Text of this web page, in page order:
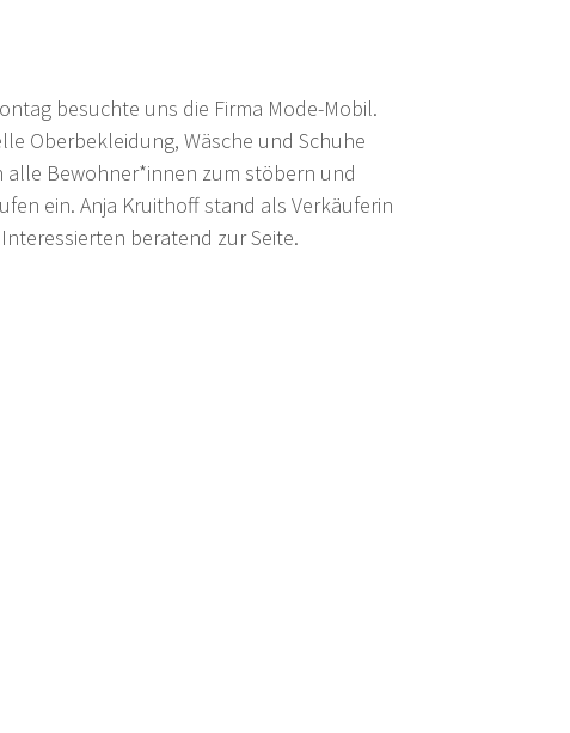
besuchte uns die Firma Mode-Mobil.
Oberbekleidung, Wäsche und Schuhe
alle Bewohner*innen zum stöbern und
ein. Anja Kruithoff stand als Verkäuferin
beratend zur Seite.